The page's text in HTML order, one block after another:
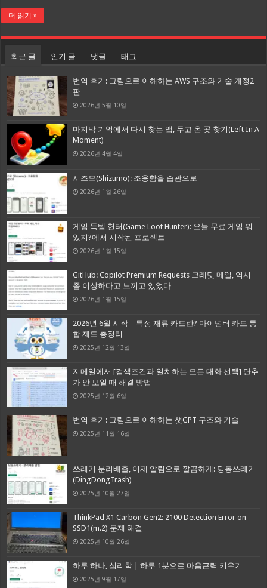
더 읽기 »
최근 글 인기 글 댓글 태그
번역 후기: 그림으로 이해하는 AWS 구조와 기술 개정2
판
2026년 5월 10일
마지막 기억에서 다시 찾는 앱, 두고 온 곳 찾기(Left In A
Moment)
2026년 4월 4일
시즈모(Shizumo): 조용함을 습관으로
2026년 1월 26일
게임 득템 헌터(Game Loot Hunter): 오늘 무료 게임 뭐
있지?에서 시작된 프로젝트
2026년 1월 15일
GitHub: Copilot Premium Requests 크레딧 메일, 역시
좀 이상하다고 느끼고 있었다
2026년 1월 15일
2026년 6월 시작｜특정 재류 카드란? 마이넘버 카드 통
합 제도 총정리
2025년 12월 13일
지메일에서 [검색조건과 일치하는 모든 대화 선택] 단추
가 안 보일 때 해결 방법
2025년 12월 6일
번역 후기: 그림으로 이해하는 챗GPT 구조와 기술
2025년 11월 16일
쓰레기 분리배출, 이제 알림으로 깔끔하게: 딩동쓰레기
(DingDongTrash)
2025년 10월 27일
ThinkPad X1 Carbon Gen2: 2100 Detection Error on
SSD1(m.2) 문제 해결
2025년 10월 26일
하루 하나, 심리학 | 하루 1분으로 마음근력 키우기
2025년 9월 17일